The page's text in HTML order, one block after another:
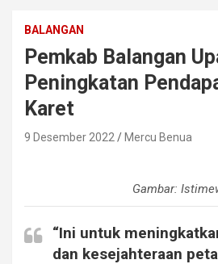
BALANGAN
Pemkab Balangan
Peningkatan
Karet
9 Desember 2022 Mercu Benua
Gambar:
“Ini untuk
dan kesejahteraan